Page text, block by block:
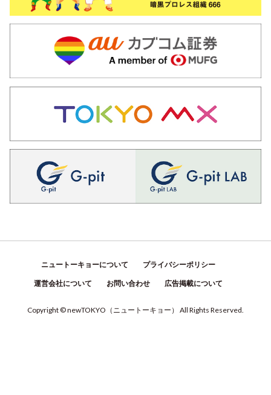
ニュートーキョーについて プライバシーポリシー
運営会社について お問い合わせ 広告掲載について
Copyright © newTOKYO （ ニュートーキョー ） All Rights Reserved.